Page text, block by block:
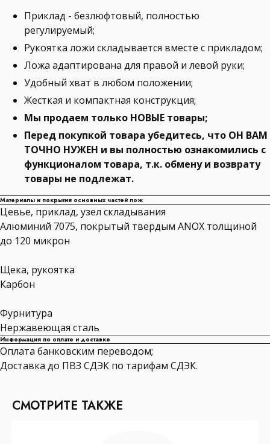
Приклад - безлюфтовый, полностью
регулируемый;
Рукоятка ложи складывается вместе с прикладом;
Ложа адаптирована для правой и левой руки;
Удобный хват в любом положении;
Жесткая и компактная конструкция;
Мы продаем только НОВЫЕ товары;
Перед покупкой товара убедитесь, что ОН ВАМ
ТОЧНО НУЖЕН и вы полностью ознакомились с
функционалом товара, т.к. обмену и возврату
товары не подлежат.
Материалы и покрытия основных частей лож
Цевье, приклад, узел складывания
Алюминий 7075, покрытый твердым ANOX толщиной
до 120 микрон
Щека, рукоятка
Карбон
Фурнитура
Нержавеющая сталь
Информация по оплате и доставке
Оплата банковским переводом;
Доставка до ПВЗ СДЭК по тарифам СДЭК.
СМОТРИТЕ ТАКЖЕ